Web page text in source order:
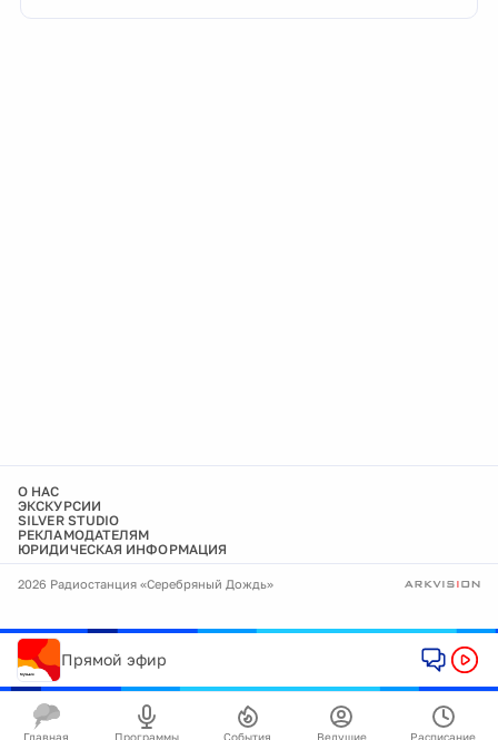
О НАС
ЭКСКУРСИИ
SILVER STUDIO
РЕКЛАМОДАТЕЛЯМ
ЮРИДИЧЕСКАЯ ИНФОРМАЦИЯ
2026 Радиостанция «Серебряный Дождь»
Прямой эфир
Главная Программы События Ведущие Расписание